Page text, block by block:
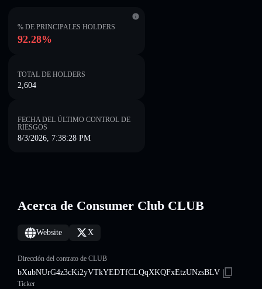
% DE PRINCIPALES HOLDERS
92.28%
TOTAL DE HOLDERS
2,604
FECHA DEL ÚLTIMO CONTROL DE
RIESGOS
8/3/2026, 7:38:28 PM
Acerca de Consumer Club CLUB
Website X
Dirección del contrato de CLUB
bXubNUrG4z3cKi2yVTkYEDTfCLQqXKQFxEtzUNzsBLV
Ticker